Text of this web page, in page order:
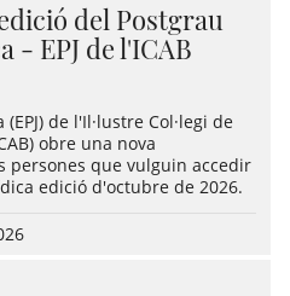
del Postgrau
- EPJ de l'ICAB
de l'Il·lustre Col·legi de
obre una nova
persones que vulguin accedir
edició d'octubre de 2026.